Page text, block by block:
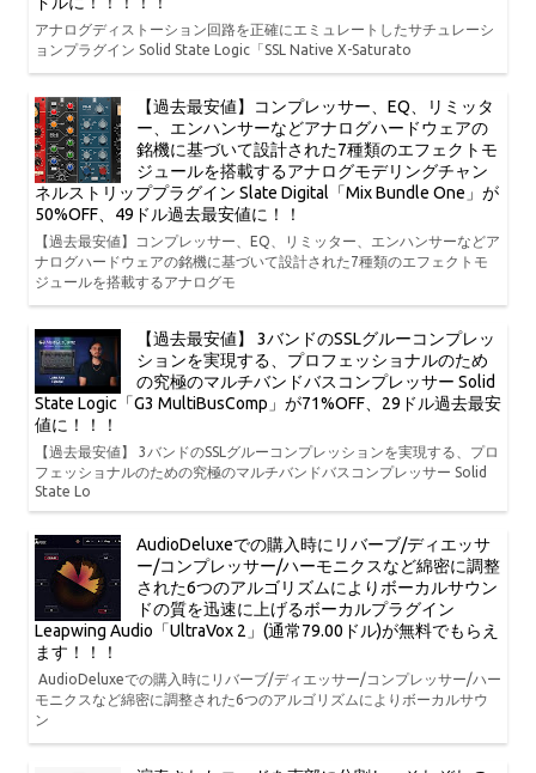
アナログディストーション回路を正確にエミュレートしたサチュレーシ
ョンプラグイン Solid State Logic「SSL Native X-Saturato
【過去最安値】コンプレッサー、EQ、リミッタ
ー、エンハンサーなどアナログハードウェアの
銘機に基づいて設計された7種類のエフェクトモ
ジュールを搭載するアナログモデリングチャン
ネルストリッププラグイン Slate Digital「Mix Bundle One」が
50%OFF、49ドル過去最安値に！！
【過去最安値】コンプレッサー、EQ、リミッター、エンハンサーなどア
ナログハードウェアの銘機に基づいて設計された7種類のエフェクトモ
ジュールを搭載するアナログモ
【過去最安値】 3バンドのSSLグルーコンプレッ
ションを実現する、プロフェッショナルのため
の究極のマルチバンドバスコンプレッサー Solid
State Logic「G3 MultiBusComp」が71%OFF、29ドル過去最安
値に！！！
【過去最安値】 3バンドのSSLグルーコンプレッションを実現する、プロ
フェッショナルのための究極のマルチバンドバスコンプレッサー Solid
State Lo
AudioDeluxeでの購入時にリバーブ/ディエッサ
ー/コンプレッサー/ハーモニクスなど綿密に調整
された6つのアルゴリズムによりボーカルサウン
ドの質を迅速に上げるボーカルプラグイン
Leapwing Audio「UltraVox 2」(通常79.00ドル)が無料でもらえ
ます！！！
AudioDeluxeでの購入時にリバーブ/ディエッサー/コンプレッサー/ハー
モニクスなど綿密に調整された6つのアルゴリズムによりボーカルサウ
ン